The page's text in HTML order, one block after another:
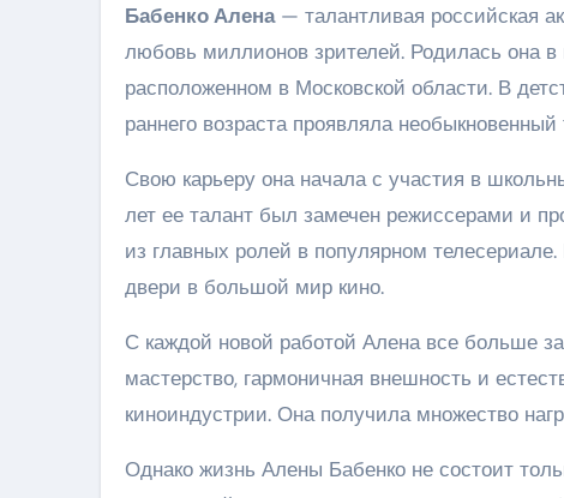
Бабенко Алена— талантливая российская
любовь миллионов зрителей. Родилась она
расположенном в Московской области. В
раннего возраста проявляла
Свою карьеру она начала с участия в
лет ее талант был замечен режиссерами и
из главных ролей в популярном
двери в большой мир кино.
С каждой новой работой Алена все больше
мастерство, гармоничная внешность и
киноиндустрии. Она получила множество
Однако жизнь Алены Бабенко не состоит